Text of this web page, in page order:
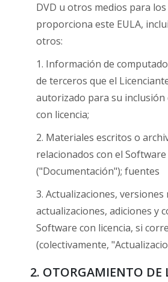
DVD u otros medios para los
proporciona este EULA,
otros:
1. Información de
de terceros que el
autorizado para su inclusión
con licencia;
2. Materiales escritos o
relacionados con el Software
("Documentación"); fuentes
3. Actualizaciones, versiones
actualizaciones, adiciones y
Software con licencia, si
(colectivamente,
2. OTORGAMIENTO DE